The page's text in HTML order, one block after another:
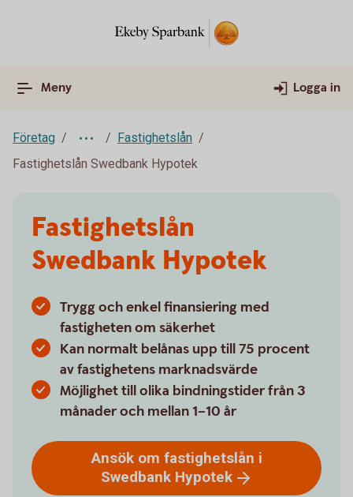
Meny Logga in
Företag
Fastighetslån
Fastighetslån Swedbank Hypotek
Fastighetslån
Swedbank Hypotek
Trygg och enkel finansiering med
fastigheten om säkerhet
Kan normalt belånas upp till 75 procent
av fastighetens marknadsvärde
Möjlighet till olika bindningstider från 3
månader och mellan 1–10 år
Ansök om fastighetslån i
Swedbank Hypotek